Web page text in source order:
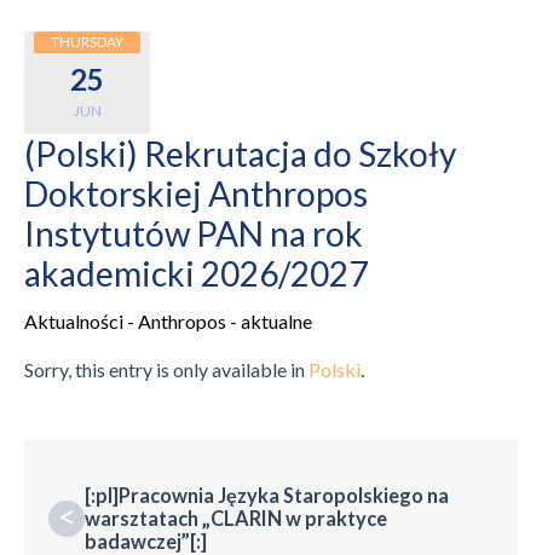
THURSDAY
25
JUN
(Polski) Rekrutacja do Szkoły
Doktorskiej Anthropos
Instytutów PAN na rok
akademicki 2026/2027
Aktualności - Anthropos - aktualne
Sorry, this entry is only available in Polski.
<
[:pl]Pracownia Języka Staropolskiego na
warsztatach „CLARIN w praktyce
badawczej”[:]